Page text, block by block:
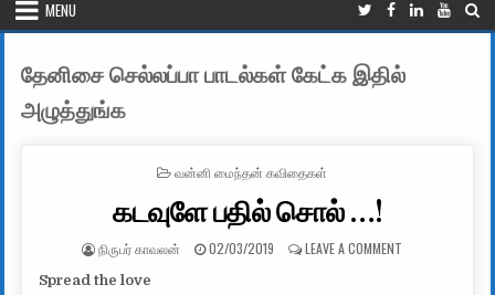
MENU
தேனிசை செல்லப்பா பாடல்கள் கேட்க இதில்
அழுத்துங்க
POSTED IN
வன்னி மைந்தன் கவிதைகள்
கடவுளே பதில் சொல் …!
AUTHOR:
நிருபர் காவலன் PUBLISHED DATE:
02/03/2019 LEAVE A COMMENT
Spread the love